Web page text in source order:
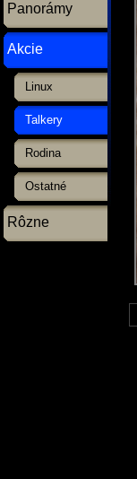
Panorámy
Akcie
Linux
Talkery
Rodina
Ostatné
Rôzne